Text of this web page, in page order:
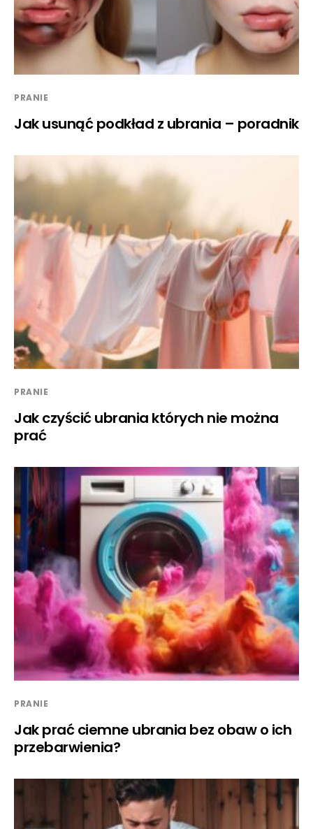
PRANIE
Jak usunąć podkład z ubrania – poradnik
PRANIE
Jak czyścić ubrania których nie można
prać
PRANIE
Jak prać ciemne ubrania bez obaw o ich
przebarwienia?